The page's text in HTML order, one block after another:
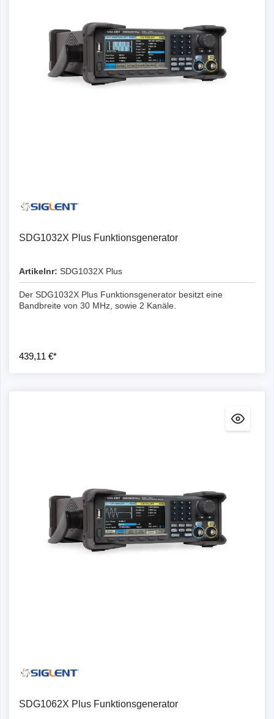
SDG1032X Plus Funktionsgenerator
Artikelnr: SDG1032X Plus
Der SDG1032X Plus Funktionsgenerator besitzt eine
Bandbreite von 30 MHz, sowie 2 Kanäle.
439,11 €*
SDG1062X Plus Funktionsgenerator